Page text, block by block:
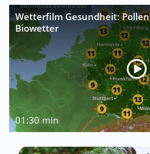
Wetterfilm Gesundheit:
Biowetter
01:30 min